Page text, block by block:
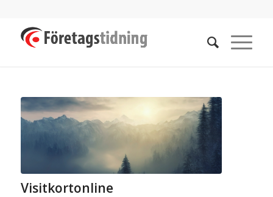
Visitkortonline